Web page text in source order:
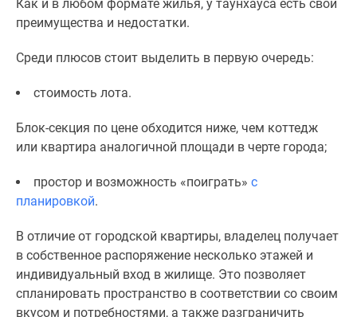
коттеджи
Коттеджные
Новой
Готовые
коттеджные
Строящиеся
коттеджные
Коттеджные
поселки
лесу
Как и в любом формате жилья, у таунхауса есть свои
преимущества и недостатки.
Среди плюсов стоит выделить в первую очередь:
стоимость лота.
Блок-секция по цене обходится ниже, чем коттедж
или квартира аналогичной площади в черте города;
простор и возможность «поиграть» с
планировкой.
В отличие от городской квартиры, владелец получает
в собственное распоряжение несколько этажей и
индивидуальный вход в жилище. Это позволяет
спланировать пространство в соответствии со своим
вкусом и потребностями, а также разграничить